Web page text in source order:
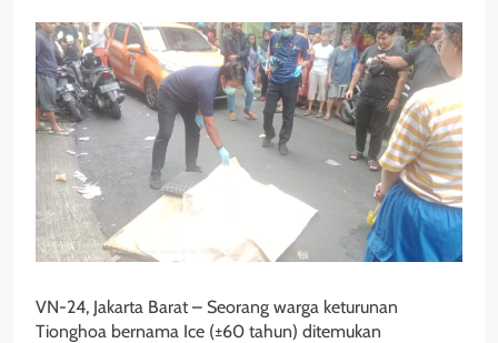
VN-24, Jakarta Barat – Seorang warga keturunan
Tionghoa bernama Ice (±60 tahun) ditemukan